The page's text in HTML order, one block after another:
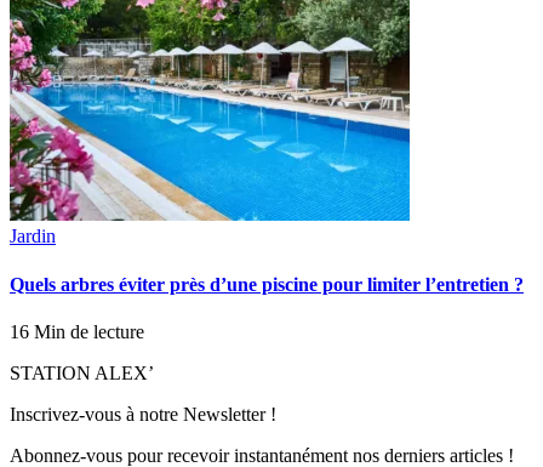
Jardin
Quels arbres éviter près d’une piscine pour limiter l’entretien ?
16 Min de lecture
STATION ALEX’
Inscrivez-vous à notre Newsletter !
Abonnez-vous pour recevoir instantanément nos derniers articles !